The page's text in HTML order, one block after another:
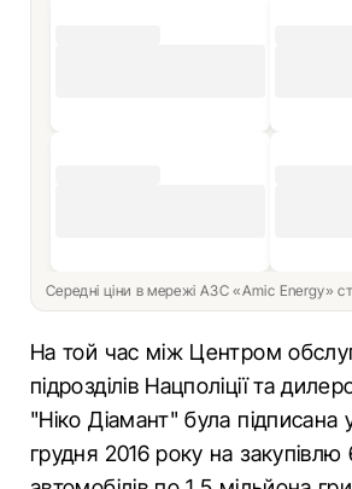
Середні ціни в мережі АЗС «Amic Energy»
На той час між Центром
підрозділів Нацполіції та
"Ніко Діамант" була підписана
грудня 2016 року на закупівлю